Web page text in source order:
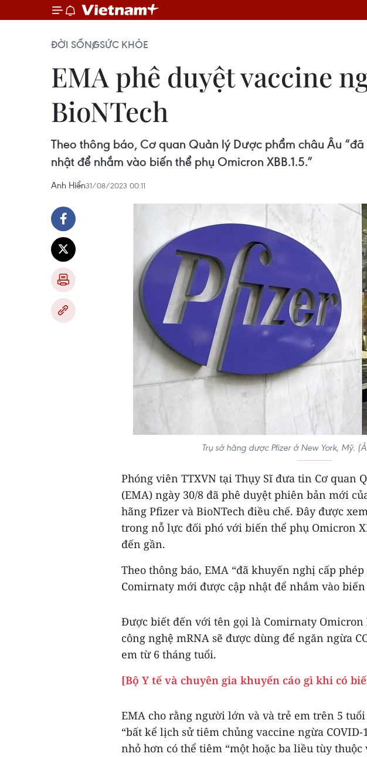
ĐỜI SỐNGSỨC KHỎE
EMA phê duyệt vaccine
BioNTech
Theo thông báo, Cơ quan Quản lý Dược phẩm châu Âu
nhật để nhắm vào biến thể phụ Omicron XBB.1.5.”
Anh Hiển31/08/2023 00:11
Trụ sở hãng dược Pfizer ở New York, Mỹ.
Phóng viên TTXVN tại Thụy Sĩ đưa tin Cơ quan
(EMA) ngày 30/8 đã phê duyệt phiên bản mới
hãng Pfizer và BioNTech điều chế. Đây được
trong nỗ lực đối phó với biến thể phụ Omicron
đến gần.
Theo thông báo, EMA “đã khuyến nghị cấp
Comirnaty mới được cập nhật để nhắm vào
Được biết đến với tên gọi là Comirnaty Omicron
công nghệ mRNA sẽ được dùng để ngăn ngừa
em từ 6 tháng tuổi.
[Bộ Y tế và chuyên gia khuyến cáo gì khi có
EMA cho rằng người lớn và và trẻ em trên 5
“bất kể lịch sử tiêm chủng vaccine ngừa
nhỏ hơn có thể tiêm “một hoặc ba liều tùy